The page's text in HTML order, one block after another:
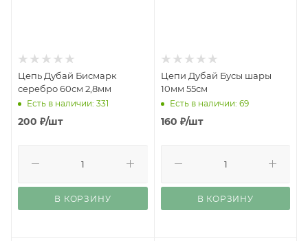
Цепь Дубай Бисмарк
серебро 60см 2,8мм
Есть в наличии: 331
200 ₽/шт
В КОРЗИНУ
Цепи Дубай Бусы шары
10мм 55см
Есть в наличии: 69
160 ₽/шт
В КОРЗИНУ